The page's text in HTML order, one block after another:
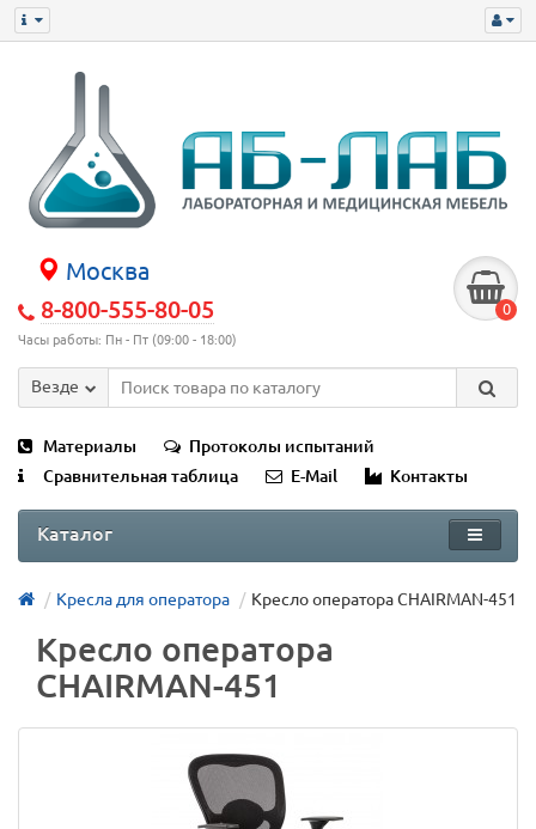
Москва
8-800-555-80-05
Часы работы: Пн - Пт (09:00 - 18:00)
0
Везде
Материалы
Протоколы испытаний
Сравнительная таблица
E-Mail Контакты
Каталог
Кресла для оператора Кресло оператора CHAIRMAN-451
Кресло оператора
CHAIRMAN-451